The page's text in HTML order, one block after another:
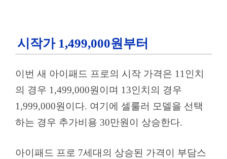
시작가 1,499,000원부터
이번 새 아이패드 프로의 시작 가격은 11인치
의 경우 1,499,000원이며 13인치의 경우
1,999,000원이다. 여기에 셀룰러 모델을 선택
하는 경우 추가비용 30만원이 상승한다.
아이패드 프로 7세대의 상승된 가격이 부담스